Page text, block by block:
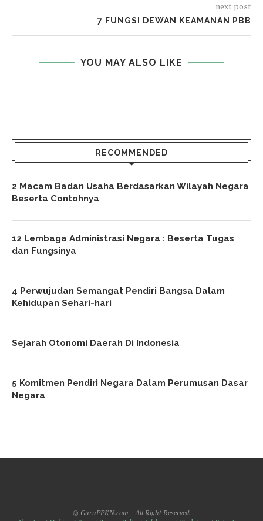
next post
7 FUNGSI DEWAN KEAMANAN PBB
YOU MAY ALSO LIKE
RECOMMENDED
2 Macam Badan Usaha Berdasarkan Wilayah Negara
Beserta Contohnya
12 Lembaga Administrasi Negara : Beserta Tugas
dan Fungsinya
4 Perwujudan Semangat Pendiri Bangsa Dalam
Kehidupan Sehari-hari
Sejarah Otonomi Daerah Di Indonesia
5 Komitmen Pendiri Negara Dalam Perumusan Dasar
Negara
© GuruPPKN.com - All Right Reserved.